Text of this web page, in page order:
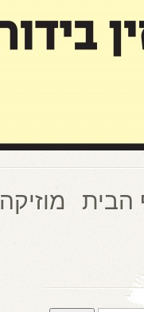
הבית מוזיקה